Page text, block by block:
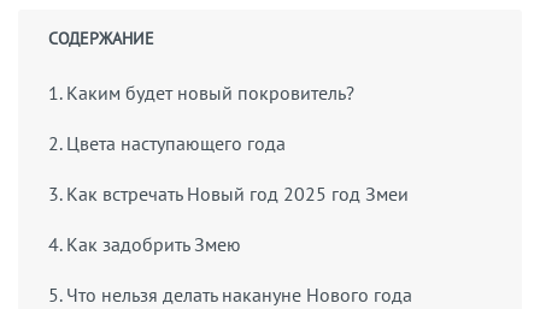
СОДЕРЖАНИЕ
1. Каким будет новый покровитель?
2. Цвета наступающего года
3. Как встречать Новый год 2025 год Змеи
4. Как задобрить Змею
5. Что нельзя делать накануне Нового года